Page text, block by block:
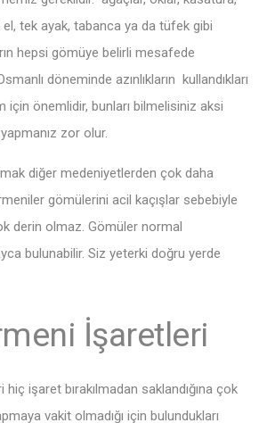
el, tek ayak, tabanca ya da tüfek gibi
hepsi gömüye belirli mesafede
döneminde azınlıkların kullandıkları
için önemlidir, bunları bilmelisiniz aksi
zor olur.
diğer medeniyetlerden çok daha
gömülerini acil kaçışlar sebebiyle
derin olmaz. Gömüler normal
bulunabilir. Siz yeterki doğru yerde
İşaretleri
işaret bırakılmadan saklandığına çok
vakit olmadığı için bulundukları